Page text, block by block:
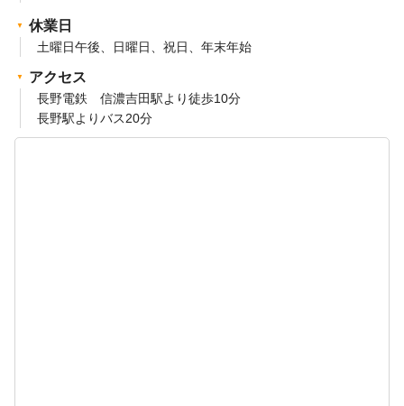
休業日
土曜日午後、日曜日、祝日、年末年始
アクセス
長野電鉄 信濃吉田駅より徒歩10分
長野駅よりバス20分